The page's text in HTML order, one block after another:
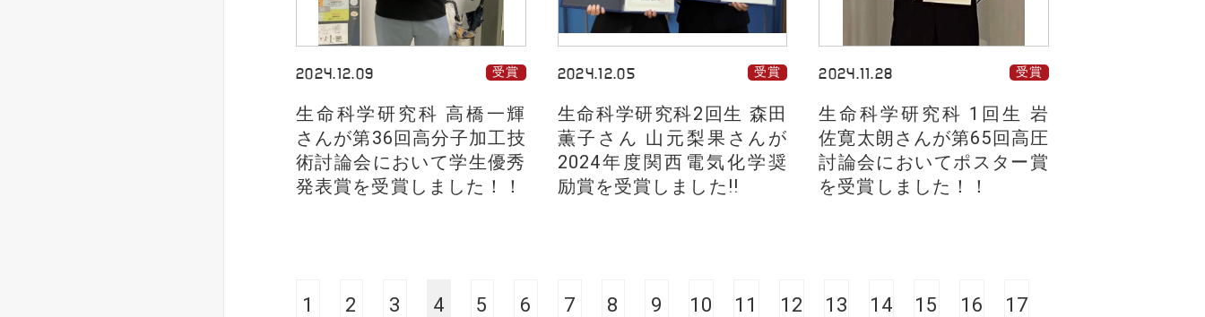
2024.12.09 受賞
生命科学研究科 高橋一輝
さんが第36回高分子加工技
術討論会において学生優秀
発表賞を受賞しました！！
2024.12.05 受賞
生命科学研究科2回生 森田
薫子さん 山元梨果さんが
2024年度関西電気化学奨
励賞を受賞しました!!
2024.11.28 受賞
生命科学研究科 1回生 岩
佐寛太朗さんが第65回高圧
討論会においてポスター賞
を受賞しました！！
1 2 3 4 5 6 7 8 9 10 11 12 13 14 15 16 17